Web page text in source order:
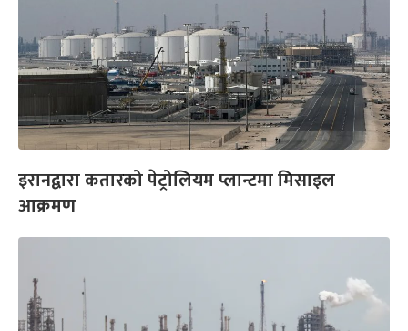
इरानद्वारा कतारको पेट्रोलियम प्लान्टमा मिसाइल
आक्रमण